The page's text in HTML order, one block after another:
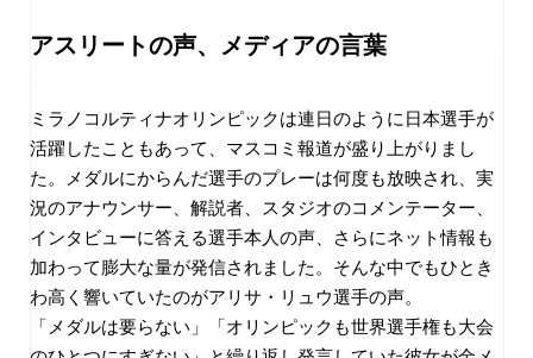
アスリートの声、メディアの言葉
ミラノコルティナオリンピックは連日のように日本選手が
活躍したこともあって、マスコミ報道が盛り上がりまし
た。メダルにからんだ選手のプレーは何度も放映され、実
況のアナウンサー、解説者、スタジオのコメンテーター、
インタビューに答える選手本人の声、さらにネット情報も
加わって膨大な量が発信されました。そんな中でもひとき
わ高く響いていたのがアリサ・リュウ選手の声。
「メダルは要らない」「オリンピックも世界選手権も大会